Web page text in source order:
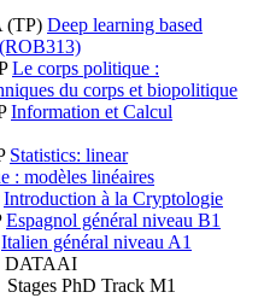
(TP) Deep learning based
Le corps politique :
du corps et biopolitique
Information et Calcul
Statistics: linear
: modèles linéaires
Introduction à la Cryptologie
Espagnol général niveau B1
Italien général niveau A1
DATAAI
Stages PhD Track M1